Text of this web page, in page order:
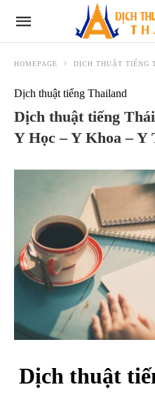
HOMEPAGE DỊCH THUẬT TIẾNG
Dịch thuật tiếng Thailand
Dịch thuật tiếng
Y Học – Y Khoa – Y
Dịch thuật